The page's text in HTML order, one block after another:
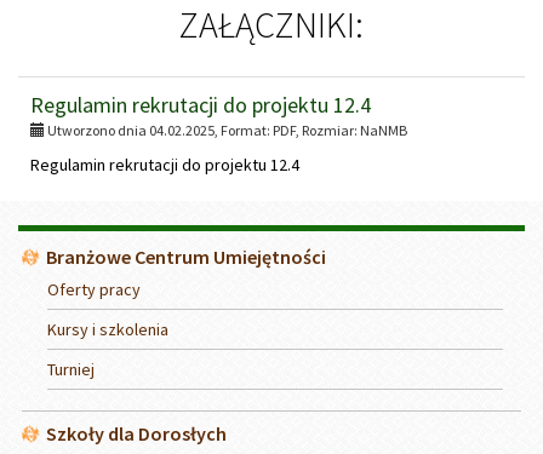
ZAŁĄCZNIKI:
Regulamin rekrutacji do projektu 12.4
Utworzono dnia 04.02.2025, Format: PDF, Rozmiar: NaNMB
Regulamin rekrutacji do projektu 12.4
MenuBranżowe Centrum Umiejętności
Oferty pracy
Kursy i szkolenia
Turniej
Szkoły dla Dorosłych